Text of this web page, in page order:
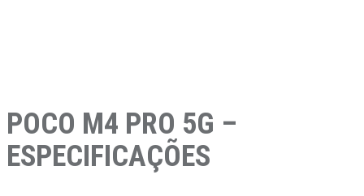
POCO M4 PRO 5G –
ESPECIFICAÇÕES